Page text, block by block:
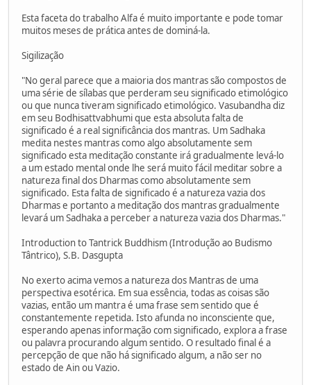
Esta faceta do trabalho Alfa é muito importante e pode tomar
muitos meses de prática antes de dominá-la.
Sigilização
"No geral parece que a maioria dos mantras são compostos de
uma série de sílabas que perderam seu significado etimológico
ou que nunca tiveram significado etimológico. Vasubandha diz
em seu Bodhisattvabhumi que esta absoluta falta de
significado é a real significância dos mantras. Um Sadhaka
medita nestes mantras como algo absolutamente sem
significado esta meditação constante irá gradualmente levá-lo
a um estado mental onde lhe será muito fácil meditar sobre a
natureza final dos Dharmas como absolutamente sem
significado. Esta falta de significado é a natureza vazia dos
Dharmas e portanto a meditação dos mantras gradualmente
levará um Sadhaka a perceber a natureza vazia dos Dharmas."
Introduction to Tantrick Buddhism (Introdução ao Budismo
Tântrico), S.B. Dasgupta
No exerto acima vemos a natureza dos Mantras de uma
perspectiva esotérica. Em sua essência, todas as coisas são
vazias, então um mantra é uma frase sem sentido que é
constantemente repetida. Isto afunda no inconsciente que,
esperando apenas informação com significado, explora a frase
ou palavra procurando algum sentido. O resultado final é a
percepção de que não há significado algum, a não ser no
estado de Ain ou Vazio.